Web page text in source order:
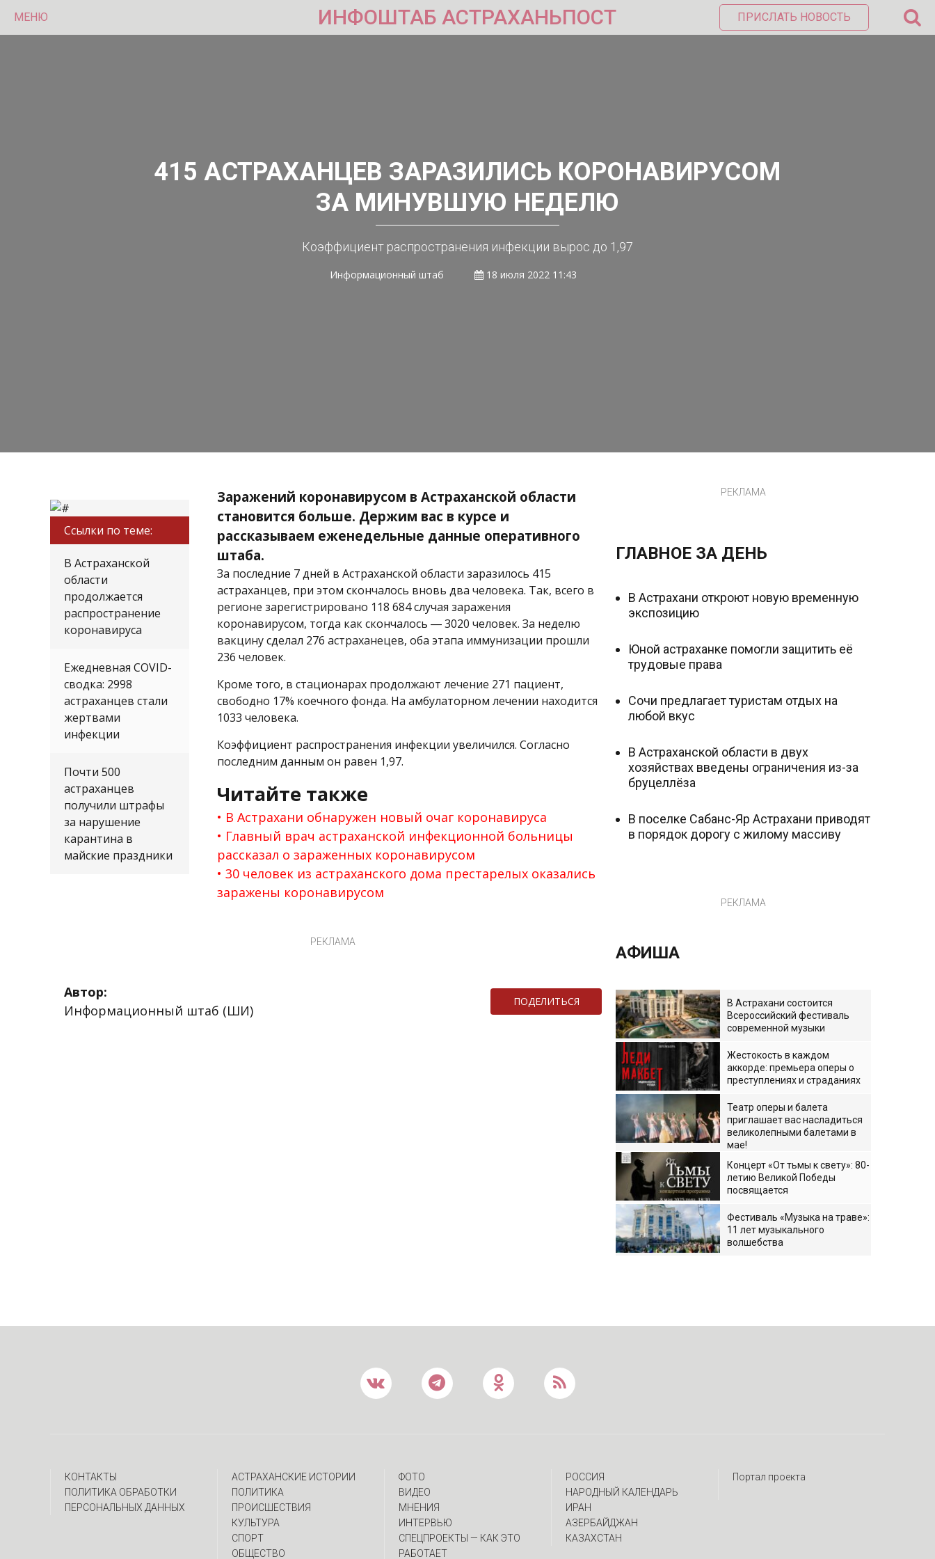
МЕНЮ ИНФОШТАБ АСТРАХАНЬПОСТ ПРИСЛАТЬ НОВОСТЬ
415 АСТРАХАНЦЕВ ЗАРАЗИЛИСЬ КОРОНАВИРУСОМ
ЗА МИНУВШУЮ НЕДЕЛЮ
Коэффициент распространения инфекции вырос до 1,97
Информационный штаб 18 июля 2022 11:43
Ссылки по теме:
В Астраханской
области
продолжается
распространение
коронавируса
Ежедневная COVID-
сводка: 2998
астраханцев стали
жертвами
инфекции
Почти 500
астраханцев
получили штрафы
за нарушение
карантина в
майские праздники
Заражений коронавирусом в Астраханской области
становится больше. Держим вас в курсе и
рассказываем еженедельные данные оперативного
штаба.
За последние 7 дней в Астраханской области заразилось 415
астраханцев, при этом скончалось вновь два человека. Так, всего в
регионе зарегистрировано 118 684 случая заражения
коронавирусом, тогда как скончалось ― 3020 человек. За неделю
вакцину сделал 276 астраханецев, оба этапа иммунизации прошли
236 человек.
Кроме того, в стационарах продолжают лечение 271 пациент,
свободно 17% коечного фонда. На амбулаторном лечении находится
1033 человека.
Коэффициент распространения инфекции увеличился. Согласно
последним данным он равен 1,97.
Читайте также
В Астрахани обнаружен новый очаг коронавируса
Главный врач астраханской инфекционной больницы
рассказал о зараженных коронавирусом
30 человек из астраханского дома престарелых оказались
заражены коронавирусом
РЕКЛАМА
Автор:
Информационный штаб (ШИ)
ПОДЕЛИТЬСЯ
РЕКЛАМА
ГЛАВНОЕ ЗА ДЕНЬ
В Астрахани откроют новую временную
экспозицию
Юной астраханке помогли защитить её
трудовые права
Сочи предлагает туристам отдых на
любой вкус
В Астраханской области в двух
хозяйствах введены ограничения из-за
бруцеллёза
В поселке Сабанс-Яр Астрахани приводят
в порядок дорогу с жилому массиву
РЕКЛАМА
АФИША
В Астрахани состоится
Всероссийский фестиваль
современной музыки
Жестокость в каждом
аккорде: премьера оперы о
преступлениях и страданиях
Театр оперы и балета
приглашает вас насладиться
великолепными балетами в
мае!
Концерт «От тьмы к свету»: 80-
летию Великой Победы
посвящается
Фестиваль «Музыка на траве»:
11 лет музыкального
волшебства
КОНТАКТЫ
ПОЛИТИКА ОБРАБОТКИ
ПЕРСОНАЛЬНЫХ ДАННЫХ
АСТРАХАНСКИЕ ИСТОРИИ
ПОЛИТИКА
ПРОИСШЕСТВИЯ
КУЛЬТУРА
СПОРТ
ОБЩЕСТВО
ФОТО
ВИДЕО
МНЕНИЯ
ИНТЕРВЬЮ
CПЕЦПРОЕКТЫ — КАК ЭТО
РАБОТАЕТ
РОССИЯ
НАРОДНЫЙ КАЛЕНДАРЬ
ИРАН
АЗЕРБАЙДЖАН
КАЗАХСТАН
Портал проекта